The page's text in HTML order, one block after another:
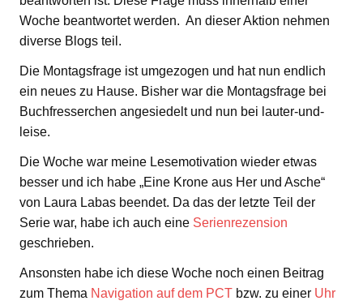
Woche beantwortet werden. An dieser Aktion nehmen
diverse Blogs teil.
Die Montagsfrage ist umgezogen und hat nun endlich
ein neues zu Hause. Bisher war die Montagsfrage bei
Buchfresserchen angesiedelt und nun bei lauter-und-
leise.
Die Woche war meine Lesemotivation wieder etwas
besser und ich habe „Eine Krone aus Her und Asche“
von Laura Labas beendet. Da das der letzte Teil der
Serie war, habe ich auch eine Serienrezension
geschrieben.
Ansonsten habe ich diese Woche noch einen Beitrag
zum Thema Navigation auf dem PCT bzw. zu einer Uhr